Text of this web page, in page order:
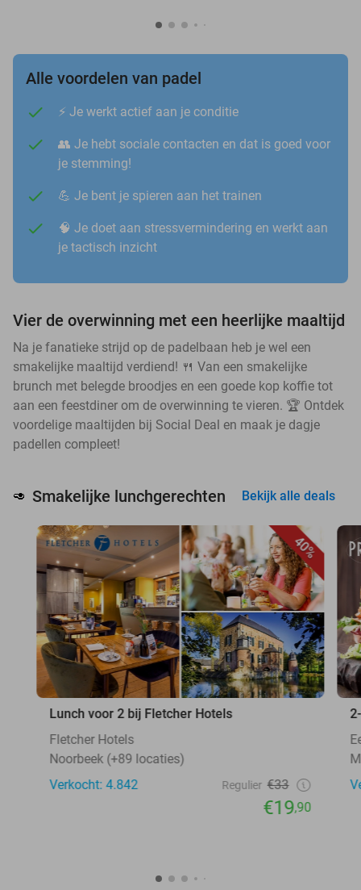
Alle voordelen van padel
⚡️ Je werkt actief aan je conditie
👥 Je hebt sociale contacten en dat is goed voor
je stemming!
💪 Je bent je spieren aan het trainen
🧠 Je doet aan stressvermindering en werkt aan
je tactisch inzicht
Vier de overwinning met een heerlijke maaltijd
Na je fanatieke strijd op de padelbaan heb je wel een
smakelijke maaltijd verdiend! 🍴 Van een smakelijke
brunch met belegde broodjes en een goede kop koffie tot
aan een feestdiner om de overwinning te vieren. 🏆 Ontdek
voordelige maaltijden bij Social Deal en maak je dagje
padellen compleet!
🥑 Smakelijke lunchgerechten Bekijk alle deals
40%
Lunch voor 2 bij Fletcher Hotels
Fletcher Hotels
Noorbeek (+89 locaties)
Verkocht: 4.842
Regulier €33
€19,90